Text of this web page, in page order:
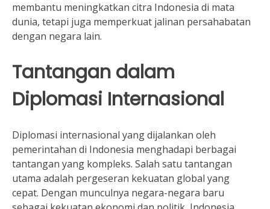
membantu meningkatkan citra Indonesia di mata
dunia, tetapi juga memperkuat jalinan persahabatan
dengan negara lain.
Tantangan dalam
Diplomasi Internasional
Diplomasi internasional yang dijalankan oleh
pemerintahan di Indonesia menghadapi berbagai
tantangan yang kompleks. Salah satu tantangan
utama adalah pergeseran kekuatan global yang
cepat. Dengan munculnya negara-negara baru